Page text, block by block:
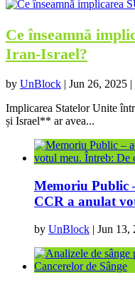
Ce înseamnă
Iran-Israel?
by UnBlock | Jun 26, 2025 |
Implicarea Statelor Unite
și Israel** ar avea...
Memoriu Public
CCR a anulat
by UnBlock | Jun 13,